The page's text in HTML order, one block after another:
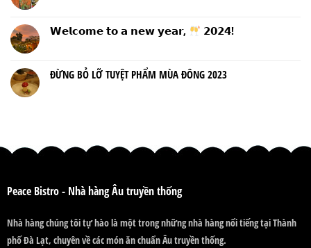
𝗪𝗲𝗹𝗰𝗼𝗺𝗲 𝘁𝗼 𝗮 𝗻𝗲𝘄 𝘆𝗲𝗮𝗿, 𝟮𝟬𝟮𝟰!
ĐỪNG BỎ LỠ TUYỆT PHẨM MÙA ĐÔNG 2023
Peace Bistro - Nhà hàng Âu truyền thống
Nhà hàng chúng tôi tự hào là một trong những nhà hàng nổi tiếng tại Thành
phố Đà Lạt, chuyên về các món ăn chuẩn Âu truyền thống.